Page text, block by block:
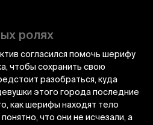
ролях
согласился помочь шерифу
чтобы сохранить свою
разобраться, куда
этого города последние
как шерифы находят тело
что они не исчезали, а